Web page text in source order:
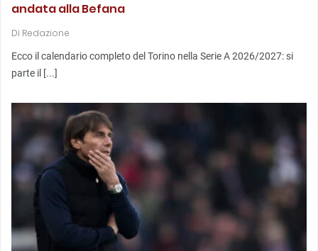
andata alla Befana
Di Redazione
Ecco il calendario completo del Torino nella Serie A 2026/2027: si
parte il [...]